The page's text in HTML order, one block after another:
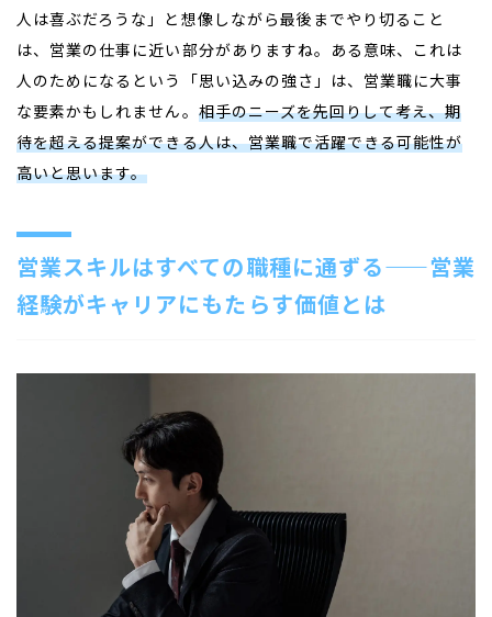
人は喜ぶだろうな」と想像しながら最後までやり切ること
は、営業の仕事に近い部分がありますね。ある意味、これは
人のためになるという「思い込みの強さ」は、営業職に大事
な要素かもしれません。 相手のニーズを先回りして考え、期
待を超える提案ができる人は、営業職で活躍できる可能性が
高いと思います。
営業スキルはすべての職種に通ずる——営業
経験がキャリアにもたらす価値とは